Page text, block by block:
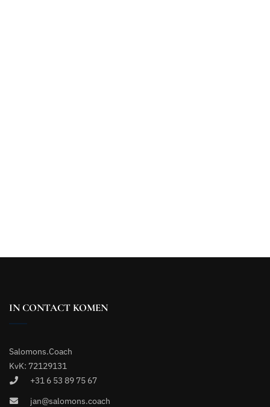
IN CONTACT KOMEN
Salomons.Coach
KvK: 72129131
+31 6 53 89 75 67
jan@salomons.coach